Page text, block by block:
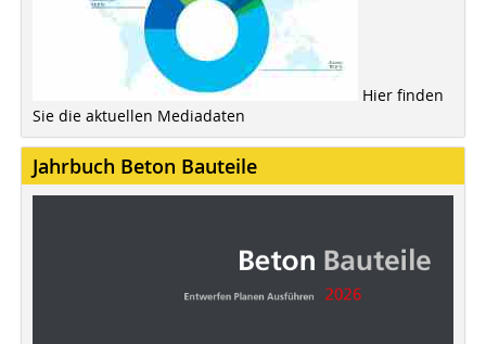
Hier finden
Sie die aktuellen Mediadaten
Jahrbuch Beton Bauteile